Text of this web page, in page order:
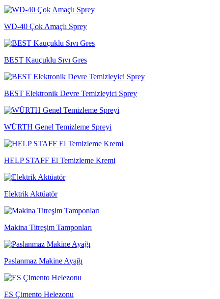
WD-40 Çok Amaçlı Sprey
BEST Kauçuklu Sıvı Gres
BEST Elektronik Devre Temizleyici Sprey
WÜRTH Genel Temizleme Spreyi
HELP STAFF El Temizleme Kremi
Elektrik Aktüatör
Makina Titreşim Tamponları
Paslanmaz Makine Ayağı
ES Çimento Helezonu